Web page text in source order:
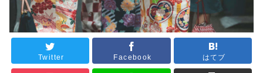
Twitter Facebook はてブ